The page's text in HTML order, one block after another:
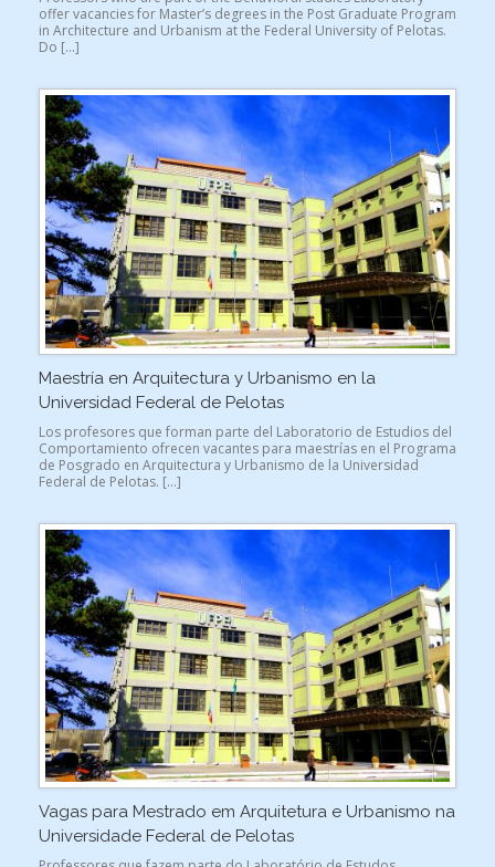
offer vacancies for Master’s degrees in the Post Graduate Program
in Architecture and Urbanism at the Federal University of Pelotas.
Do […]
Maestría en Arquitectura y Urbanismo en la
Universidad Federal de Pelotas
Los profesores que forman parte del Laboratorio de Estudios del
Comportamiento ofrecen vacantes para maestrías en el Programa
de Posgrado en Arquitectura y Urbanismo de la Universidad
Federal de Pelotas. […]
Vagas para Mestrado em Arquitetura e Urbanismo na
Universidade Federal de Pelotas